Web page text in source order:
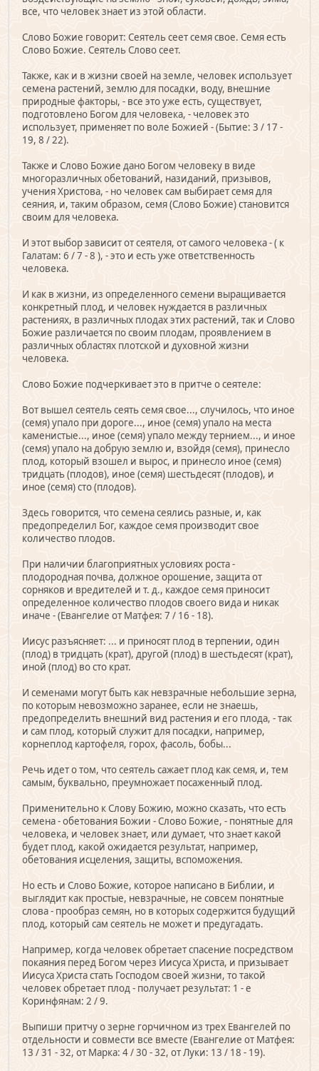
все, что человек знает из этой области.
Слово Божие говорит: Сеятель сеет семя свое. Семя есть
Слово Божие. Сеятель Слово сеет.
Также, как и в жизни своей на земле, человек использует
семена растений, землю для посадки, воду, внешние
природные факторы, - все это уже есть, существует,
подготовлено Богом для человека, - человек это
использует, применяет по воле Божией - (Бытие: 3 / 17 -
19, 8 / 22).
Также и Слово Божие дано Богом человеку в виде
многоразличных обетований, назиданий, призывов,
учения Христова, - но человек сам выбирает семя для
сеяния, и, таким образом, семя (Слово Божие) становится
своим для человека.
И этот выбор зависит от сеятеля, от самого человека - ( к
Галатам: 6 / 7 - 8 ), - это и есть уже ответственность
человека.
И как в жизни, из определенного семени выращивается
конкретный плод, и человек нуждается в различных
растениях, в различных плодах этих растений, так и Слово
Божие различается по своим плодам, проявлением в
различных областях плотской и духовной жизни
человека.
Слово Божие подчеркивает это в притче о сеятеле:
Вот вышел сеятель сеять семя свое..., случилось, что иное
(семя) упало при дороге..., иное (семя) упало на места
каменистые..., иное (семя) упало между тернием..., и иное
(семя) упало на добрую землю и, взойдя (семя), принесло
плод, который взошел и вырос, и принесло иное (семя)
тридцать (плодов), иное (семя) шестьдесят (плодов), и
иное (семя) сто (плодов).
Здесь говорится, что семена сеялись разные, и, как
предопределил Бог, каждое семя производит свое
количество плодов.
При наличии благоприятных условиях роста -
плодородная почва, должное орошение, защита от
сорняков и вредителей и т. д., каждое семя приносит
определенное количество плодов своего вида и никак
иначе - (Евангелие от Матфея: 7 / 16 - 18).
Иисус разъясняет: ... и приносят плод в терпении, один
(плод) в тридцать (крат), другой (плод) в шестьдесят (крат),
иной (плод) во сто крат.
И семенами могут быть как невзрачные небольшие зерна,
по которым невозможно заранее, если не знаешь,
предопределить внешний вид растения и его плода, - так
и сам плод, который служит для посадки, например,
корнеплод картофеля, горох, фасоль, бобы...
Речь идет о том, что сеятель сажает плод как семя, и, тем
самым, буквально, преумножает посаженный плод.
Применительно к Слову Божию, можно сказать, что есть
семена - обетования Божии - Слово Божие, - понятные для
человека, и человек знает, или думает, что знает какой
будет плод, какой ожидается результат, например,
обетования исцеления, защиты, вспоможения.
Но есть и Слово Божие, которое написано в Библии, и
выглядит как простые, невзрачные, не совсем понятные
слова - прообраз семян, но в которых содержится будущий
плод, который сам сеятель не может и предугадать.
Например, когда человек обретает спасение посредством
покаяния перед Богом через Иисуса Христа, и призывает
Иисуса Христа стать Господом своей жизни, то такой
человек обретает плод - получает результат: 1 - е
Коринфянам: 2 / 9.
Выпиши притчу о зерне горчичном из трех Евангелей по
отдельности и совмести все вместе (Евангелие от Матфея:
13 / 31 - 32, от Марка: 4 / 30 - 32, от Луки: 13 / 18 - 19).